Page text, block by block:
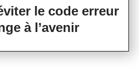
le code erreur
à l’avenir